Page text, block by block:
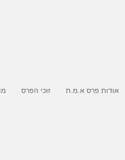
אודות פרס א.מ.ת זוכי הפרס